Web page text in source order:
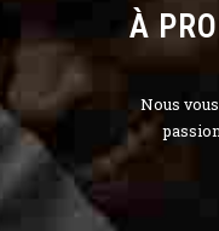
À
Nous